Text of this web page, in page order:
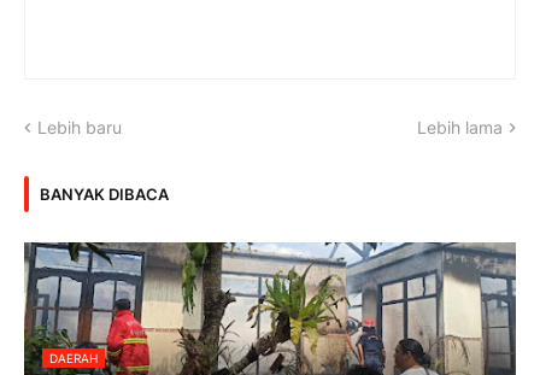
Lebih baru Lebih lama
BANYAK DIBACA
DAERAH